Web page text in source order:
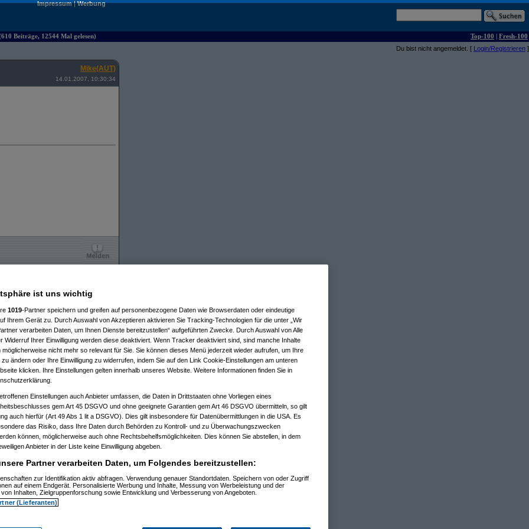
Impressum|Werbung
Beiträge, 12544 Mal gelesen) Top-100 | Fresh-100
Du bist nicht angemeldet. [ Login/Registrieren ]
Mike(AUT)
14.01.2007, 10:30:34
10:52:44)
11:01:21)
11:27:44)
14:15:42)
14:17:28)
am 15.01.2007, 12:42:30)
10:55:38)
11:02:48)
11:17:13)
11:30:04)
11:35:10)
08:06:40)
08:19:08)
resetam 15.01.2007, 13:35:59)
(resetam 16.01.2007, 09:21:51)
(Flipam 16.01.2007, 21:40:15)
15.01.2007, 16:49:41)
am 15.01.2007, 17:34:16)
(Flipam 15.01.2007, 21:31:36)
ist uns wichtig
1019-Partner speichern und greifen auf personenbezogene Daten wie Browserdaten oder eindeutige
Ihrem Gerät zu. Durch Auswahl von Akzeptieren aktivieren Sie Tracking-Technologien für die unter „Wir
verarbeiten Daten, um Ihnen Dienste bereitzustellen“ aufgeführten Zwecke. Durch Auswahl von Alle
Widerruf Ihrer Einwilligung werden diese deaktiviert. Wenn Tracker deaktiviert sind, sind manche Inhalte
möglicherweise nicht mehr so relevant für Sie. Sie können dieses Menü jederzeit wieder aufrufen, um Ihre
zu ändern oder Ihre Einwilligung zu widerrufen, indem Sie auf den Link Cookie-Einstellungen am unteren
klicken. Ihre Einstellungen gelten innerhalb unseres Website. Weitere Informationen finden Sie in
Einstellungen auch Anbieter umfassen, die Daten in Drittstaaten ohne Vorliegen eines
gem Art 45 DSGVO und ohne geeignete Garantien gem Art 46 DSGVO übermitteln, so gilt
auch hierfür (Art 49 Abs 1 lit a DSGVO). Dies gilt insbesondere für Datenübermittlungen in die USA. Es
das Risiko, dass Ihre Daten durch Behörden zu Kontroll- und zu Überwachungszwecken
können, möglicherweise auch ohne Rechtsbehelfsmöglichkeiten. Dies können Sie abstellen, in dem
Anbieter in der Liste keine Einwilligung abgeben.
Partner verarbeiten Daten, um Folgendes bereitzustellen:
zur Identifikation aktiv abfragen. Verwendung genauer Standortdaten. Speichern von oder Zugriff
auf einem Endgerät. Personalisierte Werbung und Inhalte, Messung von Werbeleistung und der
Inhalten, Zielgruppenforschung sowie Entwicklung und Verbesserung von Angeboten.
(Lieferanten)